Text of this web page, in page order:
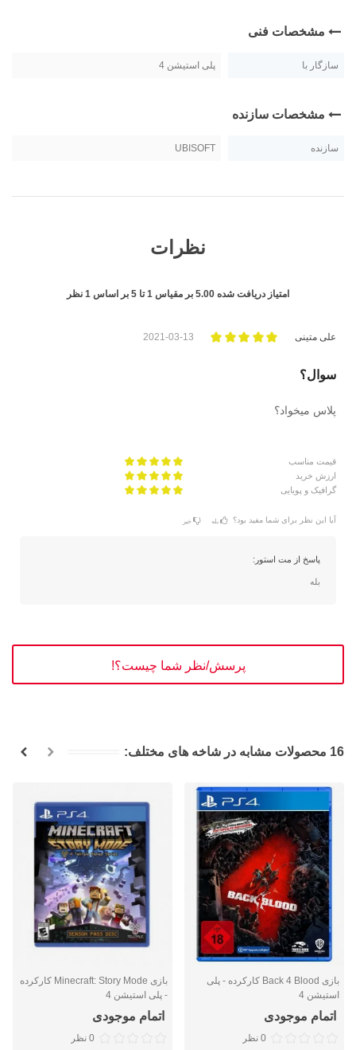
مشخصات فنی
سازگار با پلی استیشن 4
مشخصات سازنده
سازنده UBISOFT
نظرات
امتیاز دریافت شده 5.00 بر مقیاس 1تا 5 بر اساس 1 نظر
علی متینی 2021-03-13
سوال؟
پلاس میخواد؟
قیمت مناسب
ارزش خرید
گرافیک و پویایی
آیا این نظر برای شما مفید بود؟ بله خیر
پاسخ از مت استور:
بله
پرسش/نظر شما چیست؟!
16 محصولات مشابه در شاخه های مختلف:
بازی Back 4 Blood کارکرده - پلی
استیشن 4
اتمام موجودی
0 نظر
بازی Minecraft: Story Mode کارکرده
- پلی استیشن 4
اتمام موجودی
0 نظر